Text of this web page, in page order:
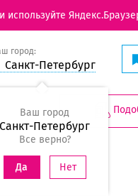
город:
Санкт-Петербург
Ваш город
Санкт-Петербург
Все верно?
Да Нет